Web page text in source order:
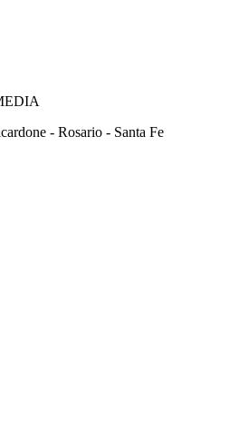
- Rosario - Santa Fe